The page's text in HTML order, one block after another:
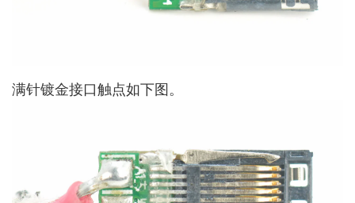
满针镀金接口触点如下图。